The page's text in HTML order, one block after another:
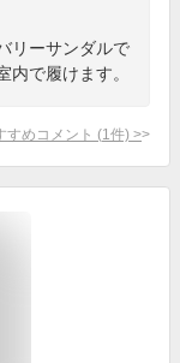
リーサンダルで
で履けます。
すめコメント (1 件) >